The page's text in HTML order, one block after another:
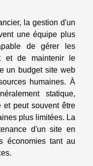
la gestion d'un
une équipe plus
de gérer les
et de maintenir le
un budget site web
humaines. À
statique,
et peut souvent être
plus limitées. La
d'un site en
économies tant au